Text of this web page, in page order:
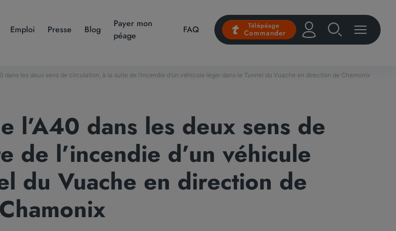
Emploi Presse Blog
Payer mon
péage
FAQ Télépéage
Commander
dans les deux sens de circulation, à la suite de l’incendie d’un véhicule léger dans le Tunnel du Vuache en direction de Chamonix
l’A40 dans les deux sens de
de l’incendie d’un véhicule
du Vuache en direction de
Chamonix